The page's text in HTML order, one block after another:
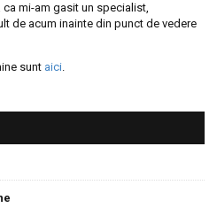
mi-am gasit un specialist,
de acum inainte din punct de vedere
sunt aici.